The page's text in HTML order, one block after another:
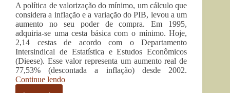
A política de valorização do mínimo, um cálculo que
considera a inflação e a variação do PIB, levou a um
aumento no seu poder de compra. Em 1995,
adquiria-se uma cesta básica com o mínimo. Hoje,
2,14 cestas de acordo com o Departamento
Intersindical de Estatística e Estudos Econômicos
(Dieese). Esse valor representa um aumento real de
77,53% (descontada a inflação) desde 2002.
Continue lendo“Três